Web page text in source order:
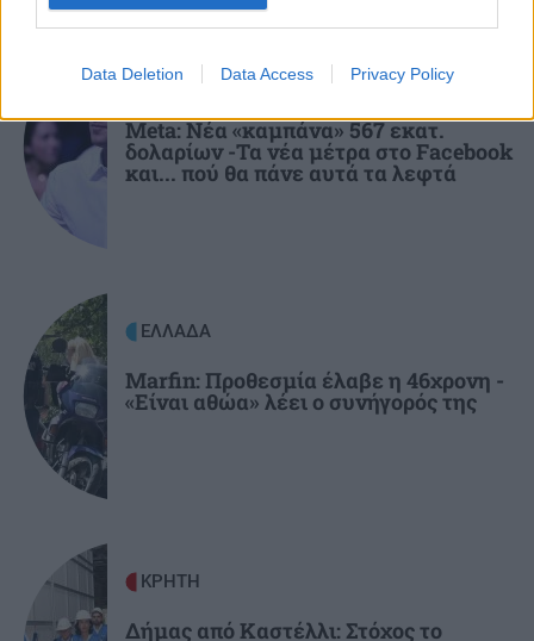
Data Deletion Data Access Privacy Policy
Κρήτη: Ξάπλωσε να κάνει ηλιοθεραπεία και
11:51
ΠΟΛΙΤΙΚΟ ΠΑΡΑΣΚΗΝΙΟ
Τελέστηκε το ετήσιο μνημόσυνο της Λένας
Σαμαρά – Ποιοι βρέθηκαν στο πλευρό του
Δολοφονία στην Κυψέλη: «Δεν μπορούμε να το
πιστέψουμε», λένε Αμερικανοί που είχαν
«υιοθετήσει» στη Λέσβο τον Αφγανό
ΤΕΧΝΟΛΟΓΙΑ
Meta: Νέα «καμπάνα» 567 εκατ.
δολαρίων -Τα νέα μέτρα στο Facebook
και... πού θα πάνε αυτά τα λεφτά
ΕΛΛΑΔΑ
Marfin: Προθεσμία έλαβε η 46χρονη -
«Είναι αθώα» λέει ο συνήγορός της
ΚΡΗΤΗ
Δήμας από Καστέλλι: Στόχος το